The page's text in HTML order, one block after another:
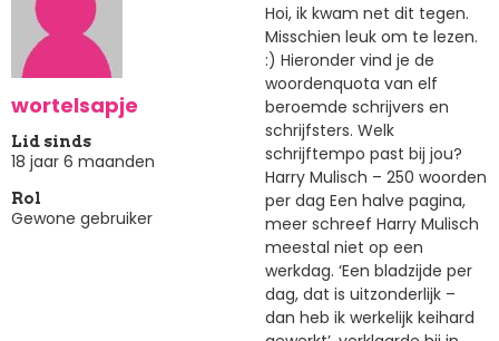
wortelsapje
Lid sinds
18 jaar 6 maanden
Rol
Gewone gebruiker
Hoi, ik kwam net dit tegen.
Misschien leuk om te lezen.
:) Hieronder vind je de
woordenquota van elf
beroemde schrijvers en
schrijfsters. Welk
schrijftempo past bij jou?
Harry Mulisch – 250 woorden
per dag Een halve pagina,
meer schreef Harry Mulisch
meestal niet op een
werkdag. ‘Een bladzijde per
dag, dat is uitzonderlijk –
dan heb ik werkelijk keihard